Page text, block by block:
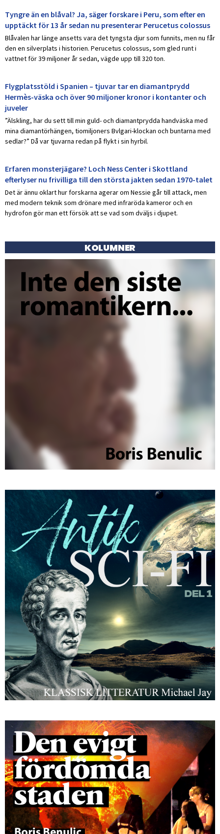
Tyngre än en blåval? Ja, säger forskare i Peru, som efter en
upptäckt för 13 år sedan nu presenterar Perucetus colossus
Blåvalen har länge ansetts vara det tyngsta djur som funnits, men nu får
den en silverplats i historien. Perucetus colossus, som gled runt i
vattnet för 39 miljoner år sedan, vägde upp till 320 ton.
Flygplatsstöld i Spanien – tjuvar tar en diamantprydd
Hermès-väska och över 90 miljoner kronor i kontanter och
juveler
”Älskling, har du sett till min guld- och diamantprydda handväska med
mina diamantörhängen, tiomiljoners Bvlgari-klockan och buntarna med
sedlar?” Då var tjuvarna redan på flykt i sin hyrbil.
Erfaren monsterjägare? Loch Ness Center i Skottland
efterlyser nu frivilliga till den största jakten sedan 1970-talet
Det är ännu oklart hur forskarna agerar om Nessie går till attack, men
med modern teknik som drönare med infraröda kameror och en
hydrofon gör man ett försök att se vad som dväljs i djupet.
KOLUMNER